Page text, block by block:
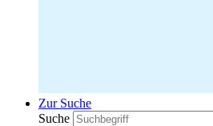
Zur Suche
Suche